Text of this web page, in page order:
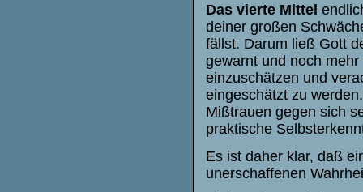
Das vierte Mittel
deiner großen
fällst. Darum ließ Gott
gewarnt und noch
einzuschätzen und
eingeschätzt zu
Mißtrauen gegen sich
praktische
Es ist daher klar, daß
unerschaffenen